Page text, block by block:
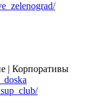
| Корпоративы